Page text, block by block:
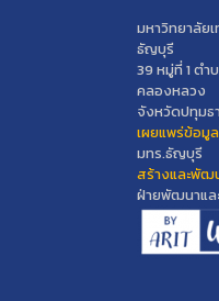
มหาวิทยาลัย
ธัญบุรี
39 หมู่ที่ 1 ตำ
คลองหลวง
จังหวัดปทุมธ
เผยแพร่ข้อมู
มทร.ธัญบุรี
สร้างและพัฒ
ฝ่ายพัฒนาแล